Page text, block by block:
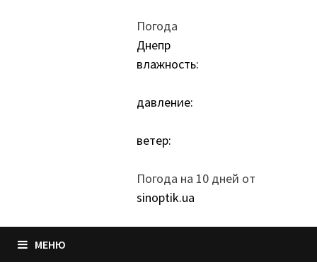
Погода
Днепр
влажность:
давление:
ветер:
Погода на 10 дней от
sinoptik.ua
МЕНЮ